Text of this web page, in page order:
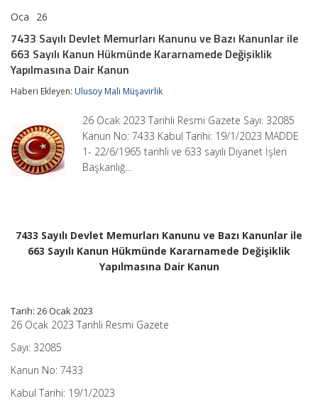
Oca 26
Devlet
Memurları
Kanunu
ve
Bazı
Kanun
Hükmünde
Kararnamede
için
7433 Sayılı Devlet Memurları Kanunu ve Bazı Kanunlar ile
663 Sayılı Kanun Hükmünde Kararnamede Değişiklik
Yapılmasına Dair Kanun
Haberi Ekleyen: Ulusoy Mali Müşavirlik
26 Ocak 2023 Tarihli Resmi Gazete Sayı: 32085
Kanun No: 7433 Kabul Tarihi: 19/1/2023 MADDE
1- 22/6/1965 tarihli ve 633 sayılı Diyanet İşleri
Başkanlığ…
7433 Sayılı Devlet Memurları Kanunu ve Bazı Kanunlar ile
663 Sayılı Kanun Hükmünde Kararnamede Değişiklik
Yapılmasına Dair Kanun
Tarih: 26 Ocak 2023
26 Ocak 2023 Tarihli Resmi Gazete
Sayı: 32085
Kanun No: 7433
Kabul Tarihi: 19/1/2023